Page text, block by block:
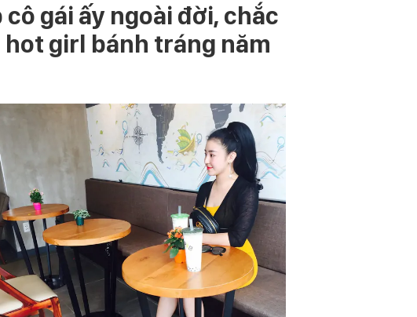
gái ấy ngoài đời, chắc
hot girl bánh tráng năm